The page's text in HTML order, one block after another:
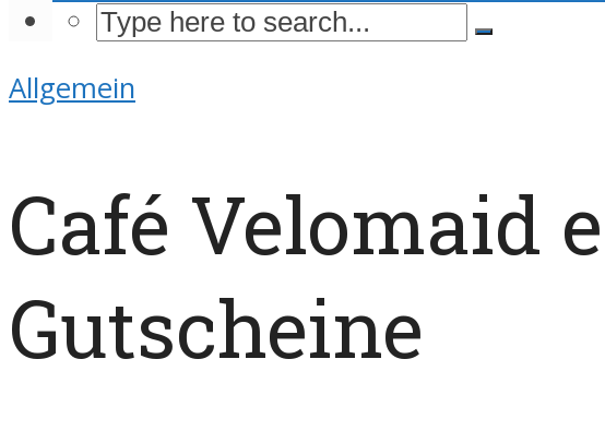
Allgemein
Café Velomaid
Gutscheine